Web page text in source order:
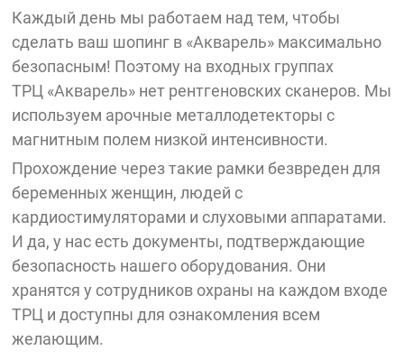
Каждый день мы работаем над тем, чтобы
сделать ваш шопинг в «Акварель» максимально
безопасным! Поэтому на входных группах
ТРЦ «Акварель» нет рентгеновских сканеров. Мы
используем арочные металлодетекторы с
магнитным полем низкой интенсивности.
Прохождение через такие рамки безвреден для
беременных женщин, людей с
кардиостимуляторами и слуховыми аппаратами.
И да, у нас есть документы, подтверждающие
безопасность нашего оборудования. Они
хранятся у сотрудников охраны на каждом входе
ТРЦ и доступны для ознакомления всем
желающим.